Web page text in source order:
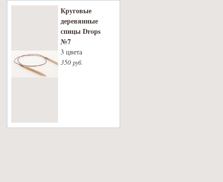
Круговые
деревянные
спицы Drops
№7
3 цвета
350 руб.